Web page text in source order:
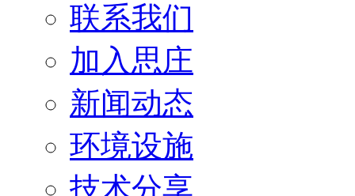
联系我们
加入思庄
新闻动态
环境设施
技术分享